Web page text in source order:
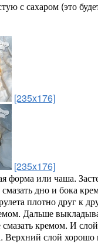
с сахаром (это
[235x176]
[235x176]
форма или чаша.
дно и бока
плотно друг к
Дальше
кремом. И
Верхний слой хорошо